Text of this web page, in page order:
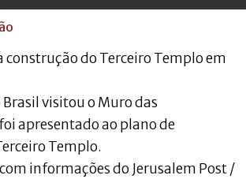
construção do Terceiro Templo em
visitou o Muro das
apresentado ao plano de
Templo.
informações do Jerusalem Post /